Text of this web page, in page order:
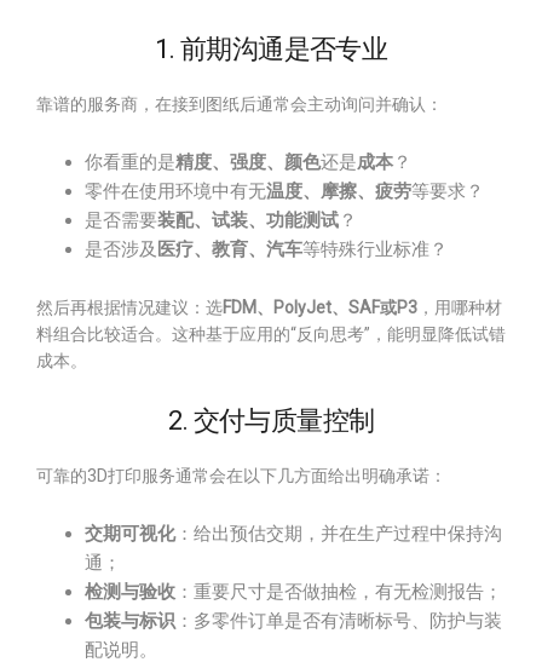
1. 前期沟通是否专业
靠谱的服务商，在接到图纸后通常会主动询问并确认：
你看重的是精度、强度、颜色还是成本 ？
零件在使用环境中有无温度、摩擦、疲劳等要求？
是否需要装配、试装、功能测试 ？
是否涉及 医疗、教育、汽车等特殊行业标准？
然后再根据情况建议：选FDM、PolyJet、SAF或P3 ，用哪种材
料组合比较适合。这种基于应用的“反向思考”，能明显降低试错
成本。
2. 交付与质量控制
可靠的3D打印服务通常会在以下几方面给出明确承诺：
交期可视化：给出预估交期，并在生产过程中保持沟
通；
检测与验收 ：重要尺寸是否做抽检，有无检测报告；
包装与标识 ：多零件订单是否有清晰标号、防护与装
配说明。